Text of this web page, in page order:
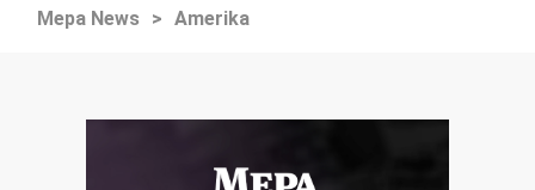
Mepa News > Amerika